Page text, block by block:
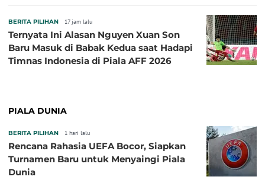
BERITA PILIHAN 17 jam lalu
Ternyata Ini Alasan Nguyen Xuan Son
Baru Masuk di Babak Kedua saat Hadapi
Timnas Indonesia di Piala AFF 2026
PIALA DUNIA
BERITA PILIHAN 1 hari lalu
Rencana Rahasia UEFA Bocor, Siapkan
Turnamen Baru untuk Menyaingi Piala
Dunia